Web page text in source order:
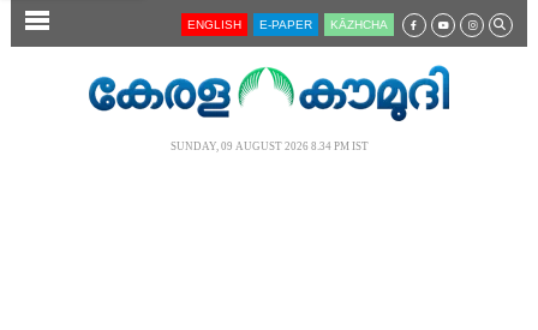
SECTIONS ENGLISH E-PAPER KĀZHCHA
SUNDAY, 09 AUGUST 2026 8.34 PM IST